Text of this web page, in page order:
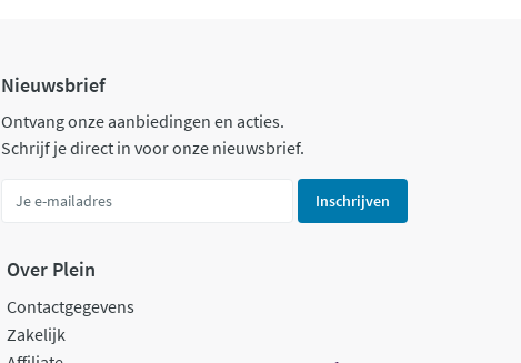
Nieuwsbrief
Ontvang onze aanbiedingen en acties.
Schrijf je direct in voor onze nieuwsbrief.
Inschrijven
Over Plein
Contactgegevens
Zakelijk